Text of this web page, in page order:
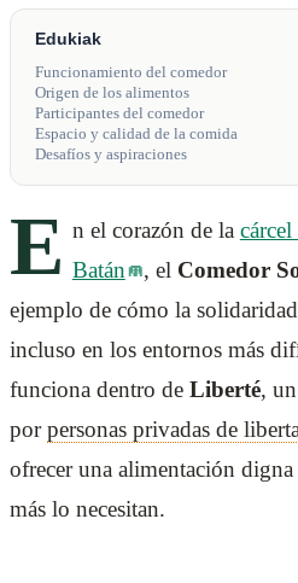
Edukiak
Funcionamiento del comedor
Origen de los alimentos
Participantes del comedor
Espacio y calidad de la comida
Desafíos y aspiraciones
E n el corazón de la
Batán
, el Comedor
ejemplo de cómo la
incluso en los entornos más
funciona dentro de Liberté,
porpersonas privadas de
ofrecer una alimentación
más lo necesitan.